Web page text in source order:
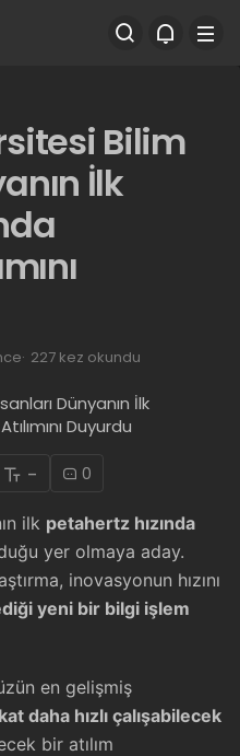
Bilim
İlk
227 kez okundu
- 0
ilk petahertz hızında
yer olmaya aday.
inovasyonun hızını
yeni bir bilgi işlem
en gelişmiş
daha hızlı çalışabilecek
bir atılım